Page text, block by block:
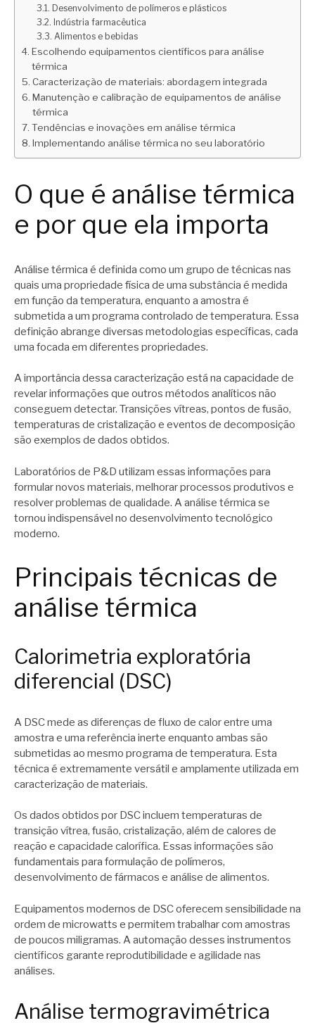
Desenvolvimento de polímeros e plásticos
Indústria farmacêutica
Alimentos e bebidas
Escolhendo equipamentos científicos para análise
térmica
Caracterização de materiais: abordagem integrada
Manutenção e calibração de equipamentos de análise
térmica
Tendências e inovações em análise térmica
Implementando análise térmica no seu laboratório
O que é análise térmica
e por que ela importa
Análise térmica é definida como um grupo de técnicas nas
quais uma propriedade física de uma substância é medida
em função da temperatura, enquanto a amostra é
submetida a um programa controlado de temperatura. Essa
definição abrange diversas metodologias específicas, cada
uma focada em diferentes propriedades.
A importância dessa caracterização está na capacidade de
revelar informações que outros métodos analíticos não
conseguem detectar. Transições vítreas, pontos de fusão,
temperaturas de cristalização e eventos de decomposição
são exemplos de dados obtidos.
Laboratórios de P&D utilizam essas informações para
formular novos materiais, melhorar processos produtivos e
resolver problemas de qualidade. A análise térmica se
tornou indispensável no desenvolvimento tecnológico
moderno.
Principais técnicas de
análise térmica
Calorimetria exploratória
diferencial (DSC)
A DSC mede as diferenças de fluxo de calor entre uma
amostra e uma referência inerte enquanto ambas são
submetidas ao mesmo programa de temperatura. Esta
técnica é extremamente versátil e amplamente utilizada em
caracterização de materiais.
Os dados obtidos por DSC incluem temperaturas de
transição vítrea, fusão, cristalização, além de calores de
reação e capacidade calorífica. Essas informações são
fundamentais para formulação de polímeros,
desenvolvimento de fármacos e análise de alimentos.
Equipamentos modernos de DSC oferecem sensibilidade na
ordem de microwatts e permitem trabalhar com amostras
de poucos miligramas. A automação desses instrumentos
científicos garante reprodutibilidade e agilidade nas
análises.
Análise termogravimétrica